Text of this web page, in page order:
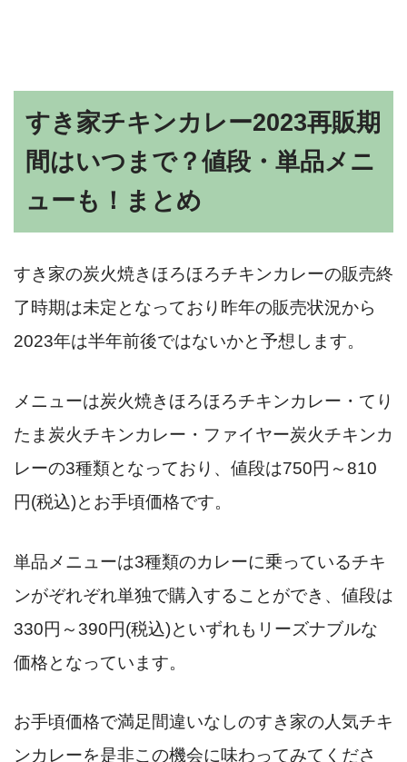
すき家チキンカレー2023再販期
間はいつまで？値段・単品メニ
ューも！まとめ
すき家の炭火焼きほろほろチキンカレーの販売終
了時期は未定となっており昨年の販売状況から
2023年は半年前後ではないかと予想します。
メニューは炭火焼きほろほろチキンカレー・てり
たま炭火チキンカレー・ファイヤー炭火チキンカ
レーの3種類となっており、値段は750円～810
円(税込)とお手頃価格です。
単品メニューは3種類のカレーに乗っているチキ
ンがぞれぞれ単独で購入することができ、値段は
330円～390円(税込)といずれもリーズナブルな
価格となっています。
お手頃価格で満足間違いなしのすき家の人気チキ
ンカレーを是非この機会に味わってみてくださ